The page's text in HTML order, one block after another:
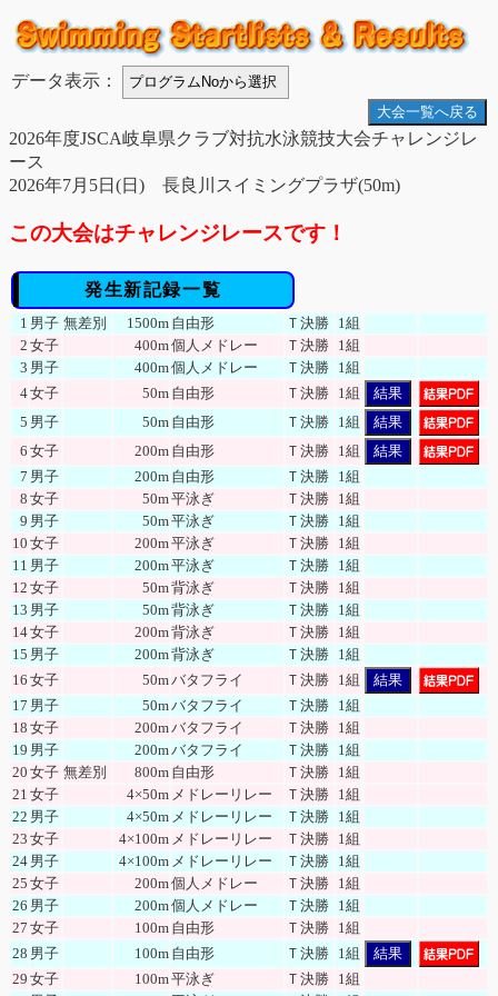
データ表示：
大会一覧へ戻る
2026年度JSCA岐阜県クラブ対抗水泳競技大会チャレンジレ
ース
2026年7月5日(日) 長良川スイミングプラザ(50m)
この大会はチャレンジレースです！
発生新記録一覧
1 男子 無差別 1500m 自由形 Ｔ決勝 1組
2 女子 400m個人メドレー Ｔ決勝 1組
3 男子 400m個人メドレー Ｔ決勝 1組
4女子 50m 自由形 Ｔ決勝 1組
結果
5 男子 50m 自由形 Ｔ決勝 1組
結果
6 女子 200m 自由形 Ｔ決勝 1組
結果
7 男子 200m 自由形 Ｔ決勝 1組
8 女子 50m平泳ぎ Ｔ決勝 1組
9 男子 50m平泳ぎ Ｔ決勝 1組
10 女子 200m平泳ぎ Ｔ決勝 1組
11 男子 200m平泳ぎ Ｔ決勝 1組
12 女子 50m背泳ぎ Ｔ決勝 1組
13 男子 50m背泳ぎ Ｔ決勝 1組
14女子 200m背泳ぎ Ｔ決勝 1組
15 男子 200m背泳ぎ Ｔ決勝 1組
16 女子 50mバタフライ Ｔ決勝 1組
結果
17 男子 50mバタフライ Ｔ決勝 1組
18 女子 200mバタフライ Ｔ決勝 1組
19 男子 200mバタフライ Ｔ決勝 1組
20 女子 無差別 800m 自由形 Ｔ決勝 1組
21 女子 4×50m メドレーリレー Ｔ決勝 1組
22 男子 4×50m メドレーリレー Ｔ決勝 1組
23 女子 4×100m メドレーリレー Ｔ決勝 1組
24 男子 4×100m メドレーリレー Ｔ決勝 1組
25 女子 200m個人メドレー Ｔ決勝 1組
26 男子 200m個人メドレー Ｔ決勝 1組
27 女子 100m 自由形 Ｔ決勝 1組
28 男子 100m 自由形 Ｔ決勝 1組
結果
29 女子 100m平泳ぎ Ｔ決勝 1組